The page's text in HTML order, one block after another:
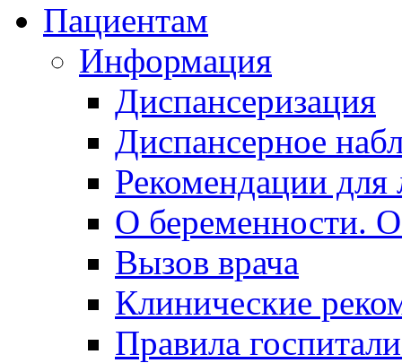
Пациентам
Информация
Диспансеризация
Диспансерное
Рекомендации для
О беременности.
Вызов врача
Клинические
Правила